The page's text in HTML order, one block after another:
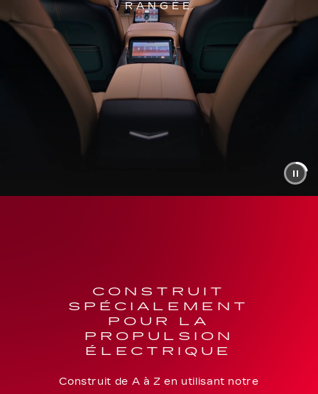
RANGÉE
CONSTRUIT
SPÉCIALEMENT
POUR LA
PROPULSION
ÉLECTRIQUE
Construit de A à Z en utilisant notre